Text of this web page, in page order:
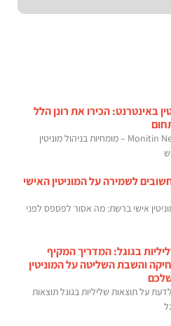
באינטרנט: הכירו את רונן הלל
רונן הלל ו־Monitin Net – מומחיות בניהול מוניטין
חשובים לשמירה על המוניטין האישי
אישי ברשת: מה אסור לפספס לפני
בגוגל: המדריך המקיף
והשבת השליטה על המוניטין
על תוצאות שליליות בגוגל תוצאות